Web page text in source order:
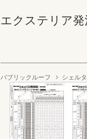
エクステリア発
パブリックルーフ シェル